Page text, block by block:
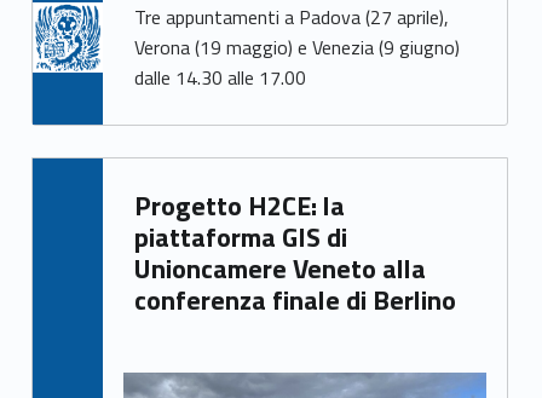
Tre appuntamenti a Padova (27 aprile),
Verona (19 maggio) e Venezia (9 giugno)
dalle 14.30 alle 17.00
Progetto H2CE: la
piattaforma GIS di
Unioncamere Veneto alla
conferenza finale di Berlino